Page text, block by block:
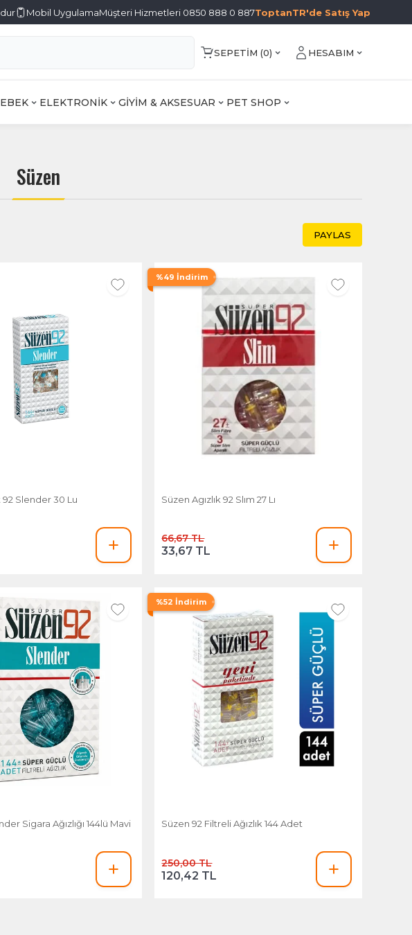
Mobil UygulamaMüşteri Hizmetleri 0850 888 0 887ToptanTR'de Satış Yap
SEPETIM (0) HESABIM
ELEKTRONİK GİYİM & AKSESUAR PET SHOP
Süzen
PAYLAS
92 Slender 30 Lu
%49 İndirim
Süzen Agızlık 92 Slım 27 Lı
66,67 TL
33,67 TL
Sigara Ağızlığı 144lü Mavi
%52 İndirim
Süzen 92 Filtreli Ağızlık 144 Adet
250,00 TL
120,42 TL